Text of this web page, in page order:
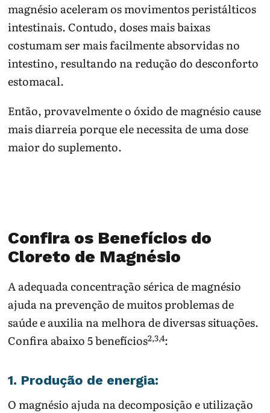
magnésio aceleram os movimentos peristálticos
intestinais. Contudo, doses mais baixas
costumam ser mais facilmente absorvidas no
intestino, resultando na redução do desconforto
estomacal.
Então, provavelmente o óxido de magnésio cause
mais diarreia porque ele necessita de uma dose
maior do suplemento.
Confira os Benefícios do
Cloreto de Magnésio
A adequada concentração sérica de magnésio
ajuda na prevenção de muitos problemas de
saúde e auxilia na melhora de diversas situações.
Confira abaixo 5 benefícios2,3,4:
1. Produção de energia:
O magnésio ajuda na decomposição e utilização